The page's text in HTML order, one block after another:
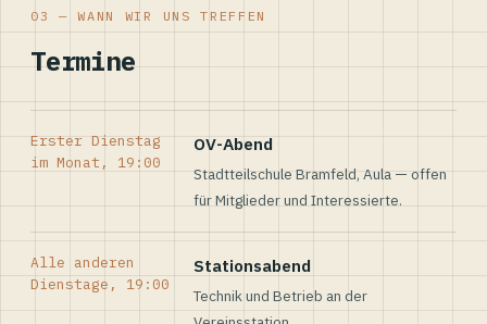
03 — WANN WIR UNS TREFFEN
Termine
Erster Dienstag
im Monat, 19:00
OV-Abend
Stadtteilschule Bramfeld, Aula — offen
für Mitglieder und Interessierte.
Alle anderen
Dienstage, 19:00
Stationsabend
Technik und Betrieb an der